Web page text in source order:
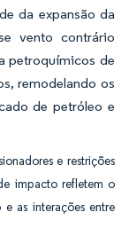
da expansão da
vento contrário
petroquímicos de
remodelando os
de petróleo e
e restrições
impacto refletem o
as interações entre